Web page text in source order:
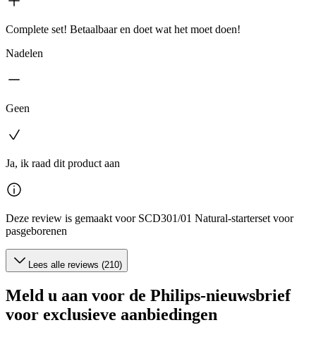
Complete set! Betaalbaar en doet wat het moet doen!
Nadelen
Geen
Ja, ik raad dit product aan
Deze review is gemaakt voor SCD301/01 Natural-starterset voor
pasgeborenen
Lees alle reviews (210)
Meld u aan voor de Philips-nieuwsbrief
voor exclusieve aanbiedingen